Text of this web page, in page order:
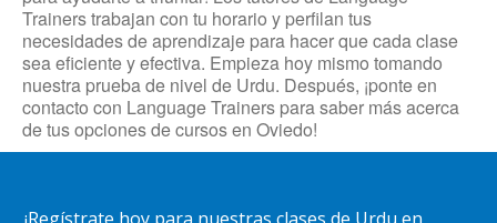
Trainers trabajan con tu horario y perfilan tus
necesidades de aprendizaje para hacer que cada clase
sea eficiente y efectiva. Empieza hoy mismo tomando
nuestra prueba de nivel de Urdu. Después, ¡ponte en
contacto con Language Trainers para saber más acerca
de tus opciones de cursos en Oviedo!